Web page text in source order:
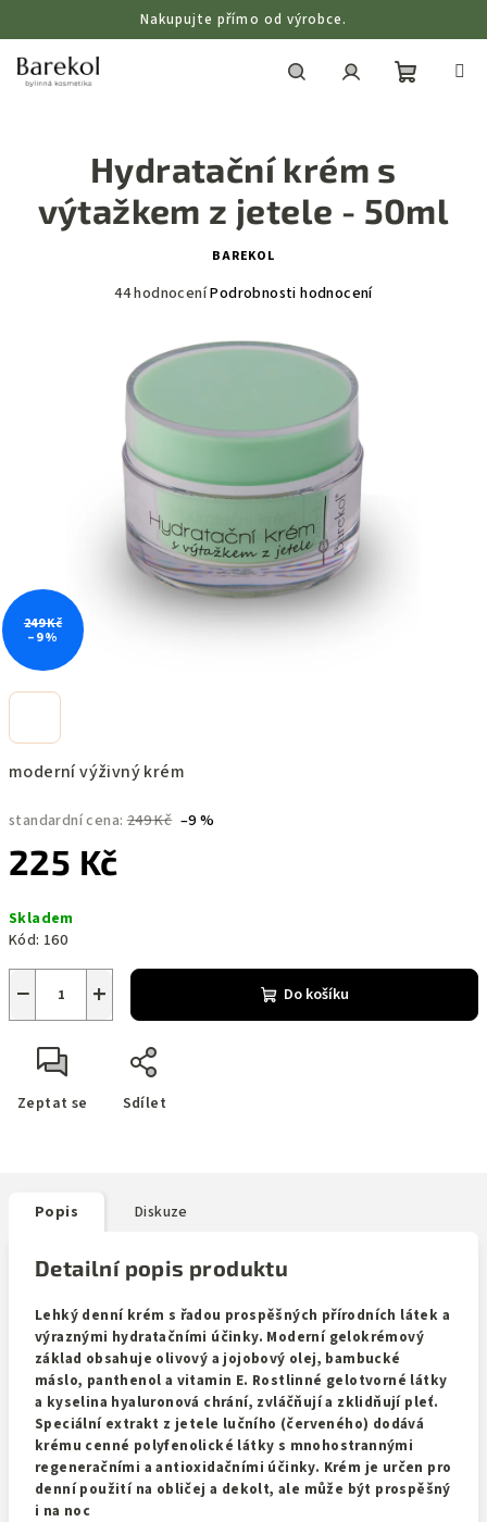
obsah
Nakupujte přímo od výrobce.
moderní výživný krém
standardní cena: 249 Kč –9 %
225 Kč
cena:
Skladem
Kód: 160
+
− Do košíku
Zeptat se Sdílet
Hydratační krém s
výtažkem z jetele - 50ml
BAREKOL
Průměrné
3,6
hvězdiček.
44 hodnoceníPodrobnosti hodnocení
249 Kč
–9 %
Popis Diskuze
Detailní popis produktu
Lehký denní krém s řadou prospěšných přírodních látek a
výraznými hydratačními účinky. Moderní gelokrémový
základ obsahuje olivový a jojobový olej, bambucké
máslo, panthenol a vitamin E. Rostlinné gelotvorné látky
a kyselina hyaluronová chrání, zvláčňují a zklidňují pleť.
Speciální extrakt z jetele lučního (červeného) dodává
krému cenné polyfenolické látky s mnohostrannými
regeneračními a antioxidačními účinky. Krém je určen pro
denní použití na obličej a dekolt, ale může být prospěšný
i na noc